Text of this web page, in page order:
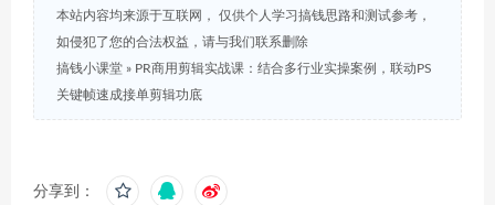
本站内容均来源于互联网， 仅供个人学习搞钱思路和测试参考，
如侵犯了您的合法权益，请与我们联系删除
搞钱小课堂 » PR商用剪辑实战课：结合多行业实操案例，联动PS
关键帧速成接单剪辑功底
分享到：